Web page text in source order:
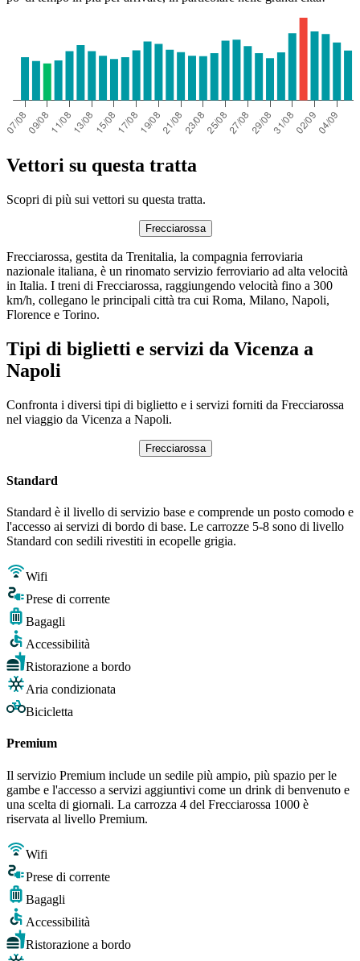
Vettori su questa tratta
Scopri di più sui vettori su questa tratta.
Frecciarossa
Frecciarossa, gestita da Trenitalia, la compagnia ferroviaria
nazionale italiana, è un rinomato servizio ferroviario ad alta velocità
in Italia. I treni di Frecciarossa, raggiungendo velocità fino a 300
km/h, collegano le principali città tra cui Roma, Milano, Napoli,
Florence e Torino.
Tipi di biglietti e servizi da Vicenza a
Napoli
Confronta i diversi tipi di biglietto e i servizi forniti da Frecciarossa
nel viaggio da Vicenza a Napoli.
Frecciarossa
Standard
Standard è il livello di servizio base e comprende un posto comodo e
l'accesso ai servizi di bordo di base. Le carrozze 5-8 sono di livello
Standard con sedili rivestiti in ecopelle grigia.
Wifi
Prese di corrente
Bagagli
Accessibilità
Ristorazione a bordo
Aria condizionata
Bicicletta
Premium
Il servizio Premium include un sedile più ampio, più spazio per le
gambe e l'accesso a servizi aggiuntivi come un drink di benvenuto e
una scelta di giornali. La carrozza 4 del Frecciarossa 1000 è
riservata al livello Premium.
Wifi
Prese di corrente
Bagagli
Accessibilità
Ristorazione a bordo